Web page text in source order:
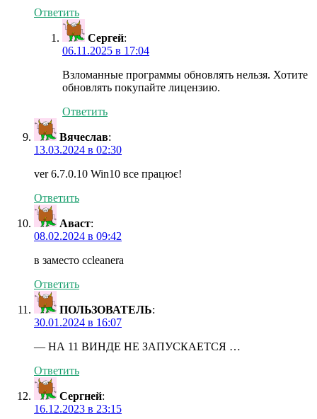
Ответить
Сергей:
06.11.2025 в 17:04
Взломанные программы обновлять нельзя. Хотите
обновлять покупайте лицензию.
Ответить
Вячеслав:
13.03.2024 в 02:30
ver 6.7.0.10 Win10 все працює!
Ответить
Аваст:
08.02.2024 в 09:42
в заместо ccleanera
Ответить
ПОЛЬЗОВАТЕЛЬ:
30.01.2024 в 16:07
— НА 11 ВИНДЕ НЕ ЗАПУСКАЕТСЯ …
Ответить
Сергней:
16.12.2023 в 23:15